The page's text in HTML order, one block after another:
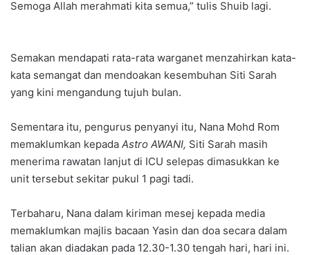
Semoga Allah merahmati kita semua,” tulis Shuib lagi.
Semakan mendapati rata-rata warganet menzahirkan kata-
kata semangat dan mendoakan kesembuhan Siti Sarah
yang kini mengandung tujuh bulan.
Sementara itu, pengurus penyanyi itu, Nana Mohd Rom
memaklumkan kepada Astro AWANI, Siti Sarah masih
menerima rawatan lanjut di ICU selepas dimasukkan ke
unit tersebut sekitar pukul 1 pagi tadi.
Terbaharu, Nana dalam kiriman mesej kepada media
memaklumkan majlis bacaan Yasin dan doa secara dalam
talian akan diadakan pada 12.30-1.30 tengah hari, hari ini.